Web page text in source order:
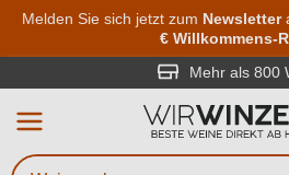
Zum
Melden Sie sich jetzt zum Newsletter
€ Willkommens-
Mehr als 800
Weinsuche
Mindestens 3 Zeichen